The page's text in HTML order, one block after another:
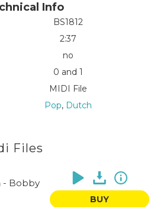
Info
BS1812
2:37
no
0 and 1
MIDI File
Pop, Dutch
Files
- Bobby
BUY